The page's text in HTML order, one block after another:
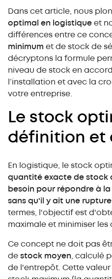
La digitalisation du
Précision et flexibilité :
Dans cet article, nous
optimal en logistique et
différences entre ce
minimum et de stock de
décryptons la formule
niveau de stock en
l’installation et avec la
votre entreprise.
Le stock
définition et
En logistique, le stock
quantité exacte de stock
besoin pour répondre à
sans qu'il y ait une
termes, l'objectif est
maximale et minimiser les
Ce concept ne doit pas
de stock moyen , calculé
de l'entrepôt. Cette